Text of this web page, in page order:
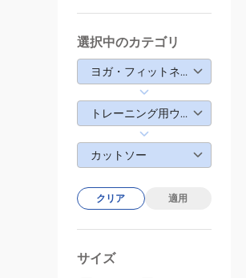
選択中のカテゴリ
ヨガ・フィットネス・トレーニング
トレーニング用ウェア
カットソー
クリア 適用
サイズ